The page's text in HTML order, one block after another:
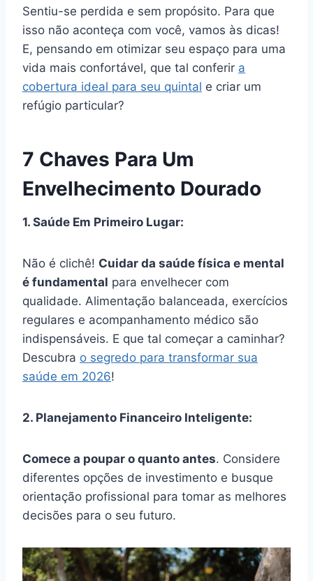
Sentiu-se perdida e sem propósito. Para que
isso não aconteça com você, vamos às dicas!
E, pensando em otimizar seu espaço para uma
vida mais confortável, que tal conferir a
cobertura ideal para seu quintal e criar um
refúgio particular?
7 Chaves Para Um
Envelhecimento Dourado
1. Saúde Em Primeiro Lugar:
Não é clichê! Cuidar da saúde física e mental
é fundamental para envelhecer com
qualidade. Alimentação balanceada, exercícios
regulares e acompanhamento médico são
indispensáveis. E que tal começar a caminhar?
Descubra o segredo para transformar sua
saúde em 2026!
2. Planejamento Financeiro Inteligente:
Comece a poupar o quanto antes. Considere
diferentes opções de investimento e busque
orientação profissional para tomar as melhores
decisões para o seu futuro.